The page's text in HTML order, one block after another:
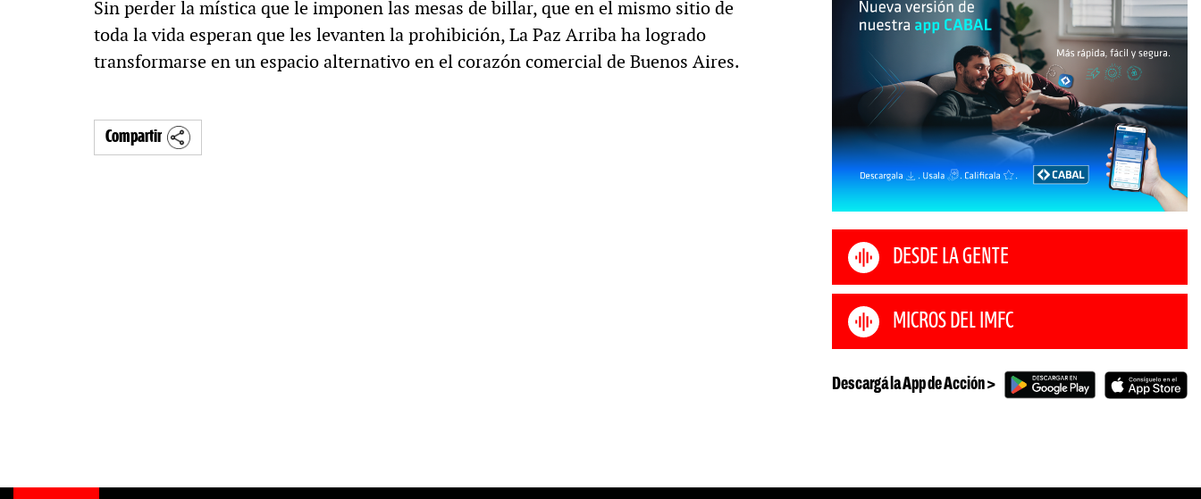
Sin perder la mística que le imponen las mesas de billar, que en el mismo sitio de
toda la vida esperan que les levanten la prohibición, La Paz Arriba ha logrado
transformarse en un espacio alternativo en el corazón comercial de Buenos Aires.
Compartir
DESDE LA GENTE
MICROS DEL IMFC
Descargá la App de Acción >